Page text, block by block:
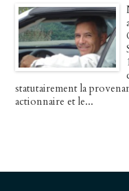
statutairement la
actionnaire et le...